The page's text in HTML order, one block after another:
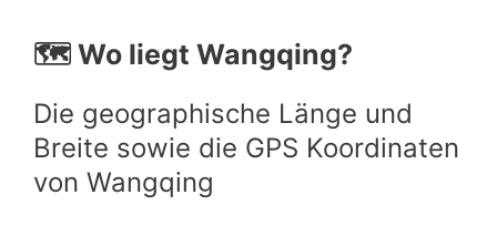
🗺️ Wo liegt Wangqing?
Die geographische Länge und
Breite sowie die GPS Koordinaten
von Wangqing